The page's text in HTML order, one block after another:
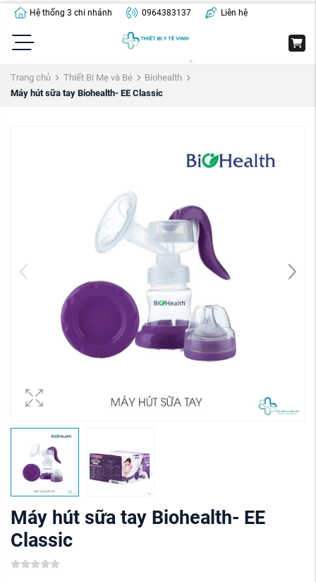
Hệ thống 3 chi nhánh 0964383137 Liên hệ
Trang chủ Thiết Bị Mẹ và Bé
Biohealth
Máy hút sữa tay Biohealth- EE Classic
Máy hút sữa tay Biohealth- EE
Classic